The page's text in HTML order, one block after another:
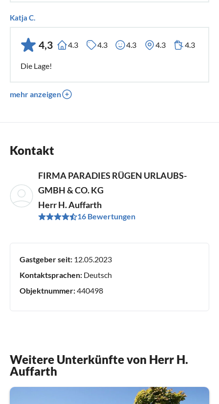
Katja C.
4,3 4.3 4.3 4.3 4.3 4.3
Die Lage!
mehr anzeigen
Kontakt
FIRMA PARADIES RÜGEN URLAUBS-
GMBH & CO. KG
Herr H. Auffarth
16 Bewertungen
Gastgeber seit: 12.05.2023
Kontaktsprachen: Deutsch
Objektnummer:440498
Weitere Unterkünfte von Herr H.
Auffarth